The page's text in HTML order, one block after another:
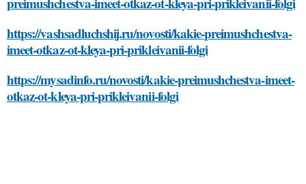
https://vashsadluchshij.ru/novosti/kakie-preimushchestva-
imeet-otkaz-ot-kleya-pri-prikleivanii-folgi
https://mysadinfo.ru/novosti/kakie-preimushchestva-imeet-
otkaz-ot-kleya-pri-prikleivanii-folgi